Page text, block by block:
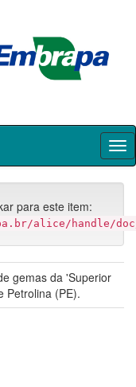
para este item:
alice/handle/
gemas da 'Superior
Petrolina (PE).